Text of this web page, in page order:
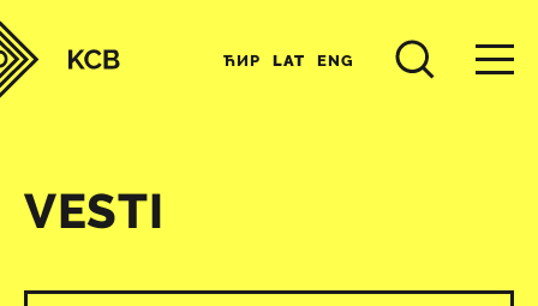
ЋИР LAT ENG
VESTI